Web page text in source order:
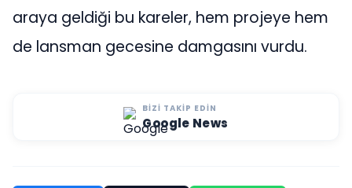
araya geldiği bu kareler, hem projeye hem
de lansman gecesine damgasını vurdu.
BIZI TAKIP EDIN
Google News